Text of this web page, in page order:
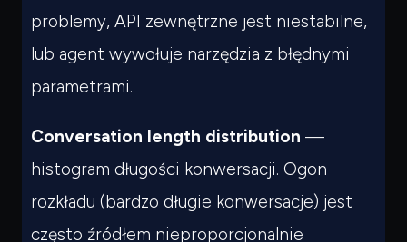
problemy, API zewnętrzne jest niestabilne,
lub agent wywołuje narzędzia z błędnymi
parametrami.
Conversation length distribution —
histogram długości konwersacji. Ogon
rozkładu (bardzo długie konwersacje) jest
często źródłem nieproporcjonalnie